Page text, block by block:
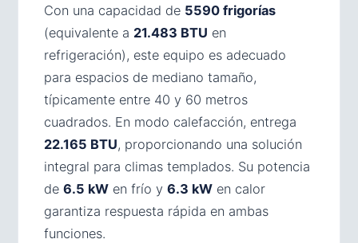
Con una capacidad de 5590 frigorías
(equivalente a 21.483 BTU en
refrigeración), este equipo es adecuado
para espacios de mediano tamaño,
típicamente entre 40 y 60 metros
cuadrados. En modo calefacción, entrega
22.165 BTU, proporcionando una solución
integral para climas templados. Su potencia
de 6.5 kW en frío y 6.3 kW en calor
garantiza respuesta rápida en ambas
funciones.